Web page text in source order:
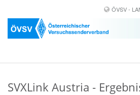
ÖVSV -
SVXLink Austria -